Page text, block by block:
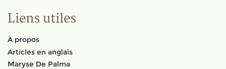
Liens utiles
À propos
Articles en anglais
Maryse De Palma